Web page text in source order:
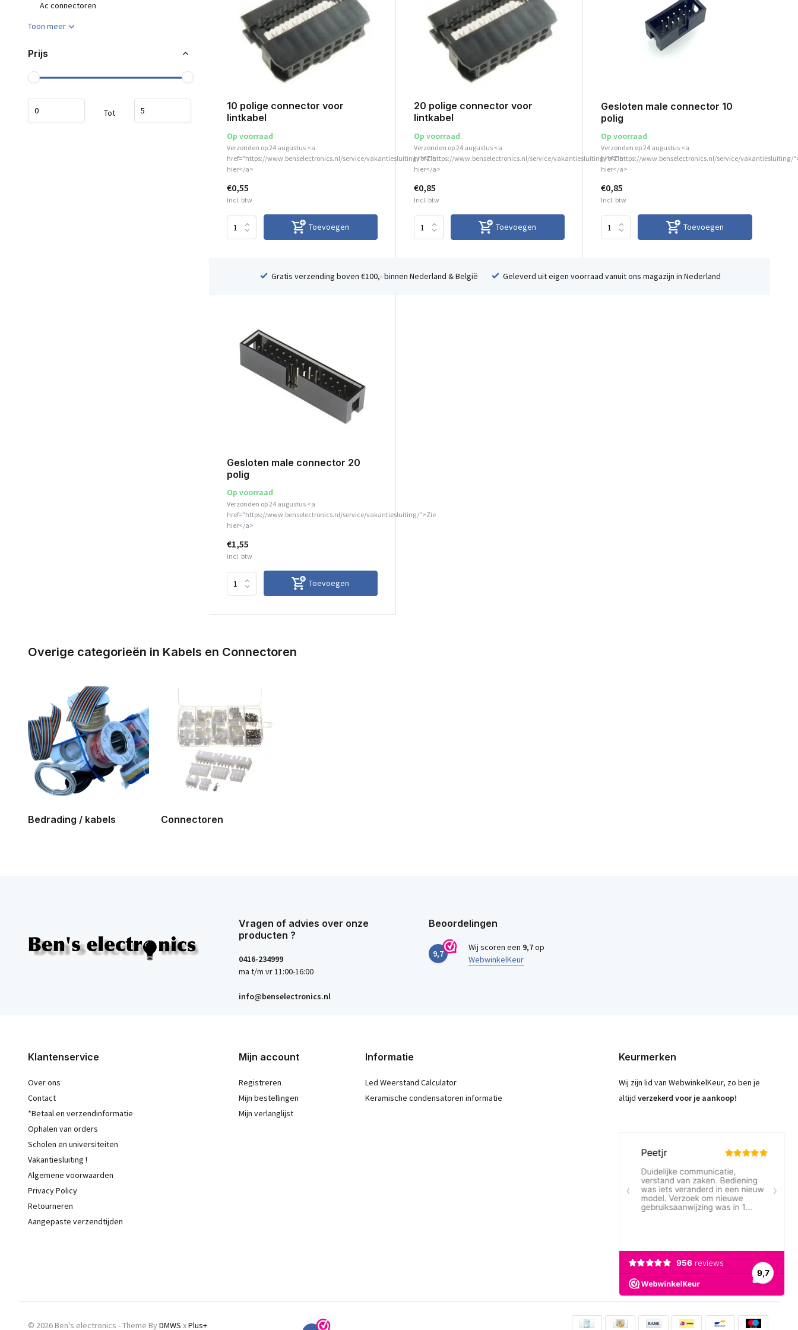
Ac connectoren
Toon meer
Prijs
Tot
10 polige connector voor
lintkabel
Op voorraad
Verzonden op 24 augustus <a
href="https://www.benselectronics.nl/service/vakantiesluiting/">Zie
hier</a>
€0,55
Incl. btw
Toevoegen
20 polige connector voor
lintkabel
Op voorraad
Verzonden op 24 augustus <a
href="https://www.benselectronics.nl/service/vakantiesluiting/">Zie
hier</a>
€0,85
Incl. btw
Toevoegen
Gesloten male connector 10
polig
Op voorraad
Verzonden op 24 augustus <a
href="https://www.benselectronics.nl/service/vakantiesluiting/
hier</a>
€0,85
Incl. btw
Toevoegen
Gratis verzending boven €100,- binnen Nederland & België Geleverd uit eigen voorraad vanuit ons magazijn in Nederland
Gesloten male connector 20
polig
Op voorraad
Verzonden op 24 augustus <a
href="https://www.benselectronics.nl/service/vakantiesluiting/">Zie
hier</a>
€1,55
Incl. btw
Toevoegen
Overige categorieën in Kabels en Connectoren
Bedrading / kabels Connectoren
Vragen of advies over onze
producten ?
0416-234999
ma t/m vr 11:00-16:00
info@benselectronics.nl
Beoordelingen
9,7
Wij scoren een 9,7op
WebwinkelKeur
Klantenservice
Over ons
Contact
*Betaal en verzendinformatie
Ophalen van orders
Scholen en universiteiten
Vakantiesluiting !
Algemene voorwaarden
Privacy Policy
Retourneren
Aangepaste verzendtijden
Mijn account
Registreren
Mijn bestellingen
Mijn verlanglijst
Informatie
Led Weerstand Calculator
Keramische condensatoren informatie
Keurmerken
Wij zijn lid van WebwinkelKeur, zo ben je
altijd verzekerd voor je aankoop!
© 2026 Ben's electronics - Theme ByDMWS xPlus+